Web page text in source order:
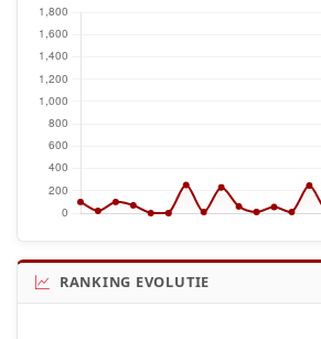
RANKING EVOLUTIE